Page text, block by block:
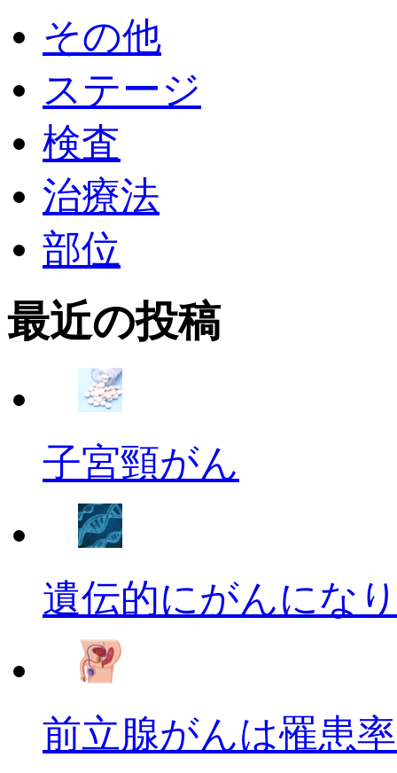
その他
ステージ
検査
治療法
部位
最近の投稿
子宮頸がん
遺伝的にがんにな
前立腺がんは罹患